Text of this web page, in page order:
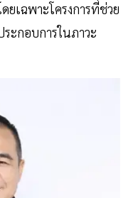
ยเฉพาะโครงการที่ช่วย
ะกอบการในภาวะ